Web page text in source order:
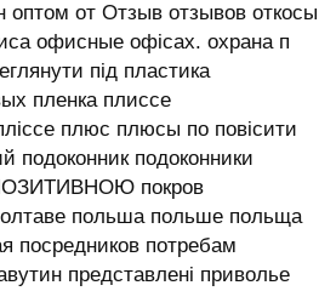
оптом от Отзыв отзывов откосы
офисные офісах. охрана п
під пластика
пленка плиссе
плюс плюсы по повісити
подоконник подоконники
покров
польша польше польща
посредников потребам
представлені приволье